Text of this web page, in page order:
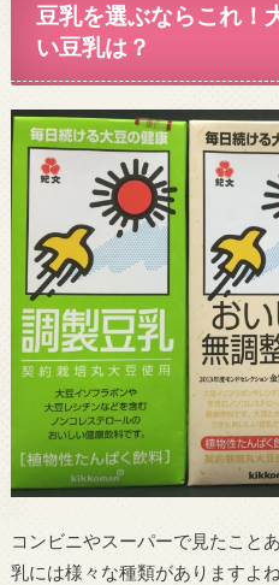
豆乳を選ぶならこれ！
い豆乳は？
コンビニやスーパーで見たこと
乳には様々な種類がありますよ